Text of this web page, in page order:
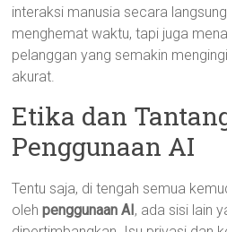
interaksi manusia secara
menghemat waktu, tapi juga
pelanggan yang semakin
akurat.
Etika dan
Penggunaan AI
Tentu saja, di tengah semua
olehpenggunaan AI, ada sisi lain